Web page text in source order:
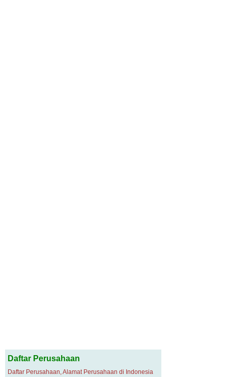
Daftar Perusahaan
Daftar Perusahaan, Alamat Perusahaan di Indonesia